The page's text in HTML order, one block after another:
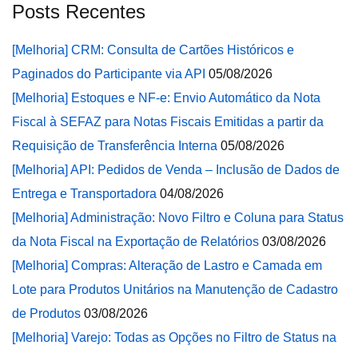
Posts Recentes
[Melhoria] CRM: Consulta de Cartões Históricos e
Paginados do Participante via API 05/08/2026
[Melhoria] Estoques e NF-e: Envio Automático da Nota
Fiscal à SEFAZ para Notas Fiscais Emitidas a partir da
Requisição de Transferência Interna 05/08/2026
[Melhoria] API: Pedidos de Venda – Inclusão de Dados de
Entrega e Transportadora 04/08/2026
[Melhoria] Administração: Novo Filtro e Coluna para Status
da Nota Fiscal na Exportação de Relatórios 03/08/2026
[Melhoria] Compras: Alteração de Lastro e Camada em
Lote para Produtos Unitários na Manutenção de Cadastro
de Produtos 03/08/2026
[Melhoria] Varejo: Todas as Opções no Filtro de Status na